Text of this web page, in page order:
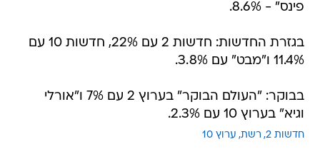
פינס" - 8.6%.
בגזרת החדשות: חדשות 2 עם 22%, חדשות 10 עם
11.4% ו"מבט" עם 3.8%.
בבוקר: "העולם הבוקר" בערוץ 2 עם 7% ו"אורלי
וגיא" בערוץ 10 עם 2.3%.
חדשות 2 רשת ערוץ 10